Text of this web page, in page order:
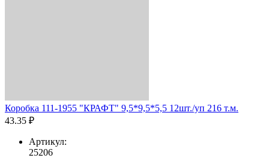
Коробка 111-1955 "КРАФТ" 9,5*9,5*5,5 12шт./уп 216 т.м.
43.35 ₽
Артикул:
25206